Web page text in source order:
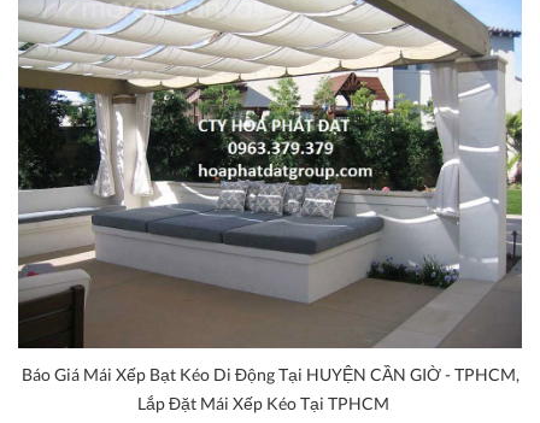
Báo Giá Mái Xếp Bạt Kéo Di Động Tại HUYỆN CẦN GIỜ - TPHCM,
Lắp Đặt Mái Xếp Kéo Tại TPHCM